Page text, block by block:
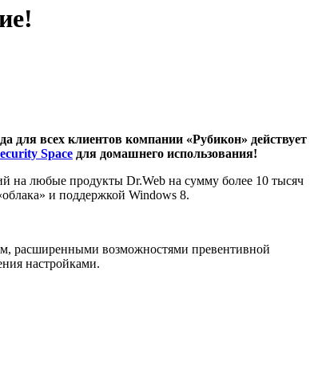
для всех клиентов компании «Рубикон» действует
Space для домашнего использования!
на любые продукты Dr.Web на сумму более 10 тысяч
и поддержкой Windows 8.
расширенными возможностями превентивной
настройками.